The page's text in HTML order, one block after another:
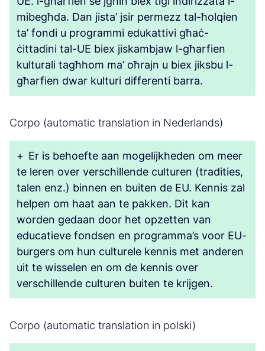
mibegħda. Dan jista’ jsir permezz tal-ħolqien
ta’ fondi u programmi edukattivi għaċ-
ċittadini tal-UE biex jiskambjaw l-għarfien
kulturali tagħhom ma’ oħrajn u biex jiksbu l-
għarfien dwar kulturi differenti barra.
Corpo (automatic translation in Nederlands)
+ Er is behoefte aan mogelijkheden om meer
te leren over verschillende culturen (tradities,
talen enz.) binnen en buiten de EU. Kennis zal
helpen om haat aan te pakken. Dit kan
worden gedaan door het opzetten van
educatieve fondsen en programma’s voor EU-
burgers om hun culturele kennis met anderen
uit te wisselen en om de kennis over
verschillende culturen buiten te krijgen.
Corpo (automatic translation in polski)